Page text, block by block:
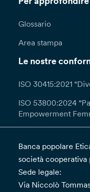
Glossario
Area stampa
Le nostre
ISO 30415:2021
ISO 53800:2024
Empowerment
Banca popolare
società cooperativa
Sede legale:
Via Niccolò